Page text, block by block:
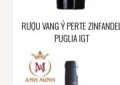
RƯỢU VANG Ý PERTE ZINFANDEL
PUGLIA IGT